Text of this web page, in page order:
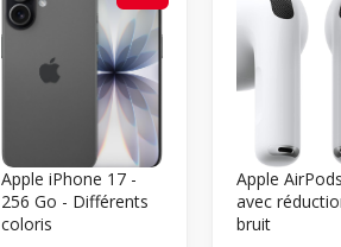
Apple iPhone 17 -
256 Go - Différents
coloris
Apple
avec
bruit